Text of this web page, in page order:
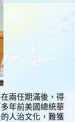
兩任期滿後，得
多年前美國總統華
人治文化，難獲